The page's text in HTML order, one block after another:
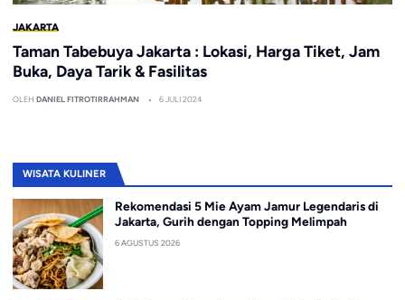
JAKARTA
Taman Tabebuya Jakarta : Lokasi, Harga Tiket, Jam
Buka, Daya Tarik & Fasilitas
OLEH DANIEL FITROTIRRAHMAN 6 JULI 2024
WISATA KULINER
Rekomendasi 5 Mie Ayam Jamur Legendaris di
Jakarta, Gurih dengan Topping Melimpah
6 AGUSTUS 2026